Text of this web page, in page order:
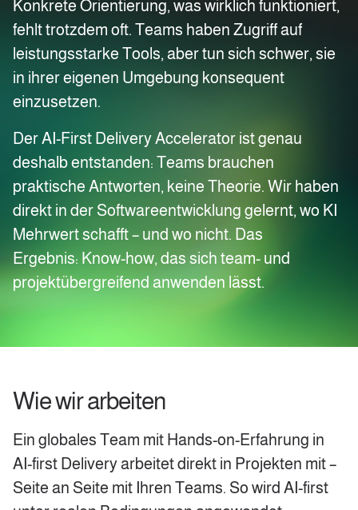
Konkrete Orientierung, was wirklich funktioniert,
fehlt trotzdem oft. Teams haben Zugriff auf
leistungsstarke Tools, aber tun sich schwer, sie
in ihrer eigenen Umgebung konsequent
einzusetzen.
Der AI-First Delivery Accelerator ist genau
deshalb entstanden: Teams brauchen
praktische Antworten, keine Theorie. Wir haben
direkt in der Softwareentwicklung gelernt, wo KI
Mehrwert schafft – und wo nicht. Das
Ergebnis: Know-how, das sich team- und
projektübergreifend anwenden lässt.
Wie wir arbeiten
Ein globales Team mit Hands-on-Erfahrung in
AI-first Delivery arbeitet direkt in Projekten mit –
Seite an Seite mit Ihren Teams. So wird AI-first